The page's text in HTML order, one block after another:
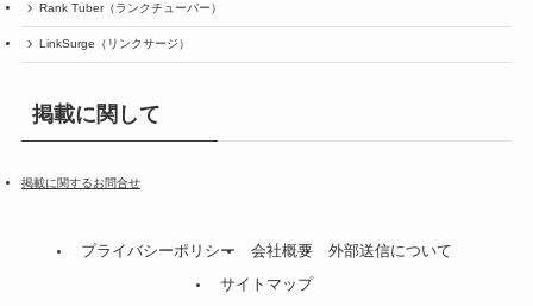
Rank Tuber（ランクチューバー）
LinkSurge（リンクサージ）
掲載に関して
掲載に関するお問合せ
プライバシーポリシー 会社概要
外部送信について
サイトマップ